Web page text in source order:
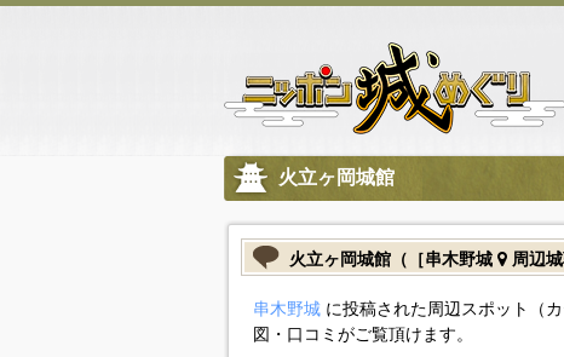
火立ヶ岡城館
火立ヶ岡城館（［串木野城 周辺城
串木野城に投稿された周辺スポット（
図・口コミがご覧頂けます。